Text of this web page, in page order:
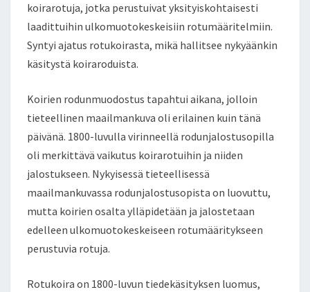
koirarotuja, jotka perustuivat yksityiskohtaisesti
laadittuihin ulkomuotokeskeisiin rotumääritelmiin.
Syntyi ajatus rotukoirasta, mikä hallitsee nykyäänkin
käsitystä koiraroduista.
Koirien rodunmuodostus tapahtui aikana, jolloin
tieteellinen maailmankuva oli erilainen kuin tänä
päivänä. 1800-luvulla virinneellä rodunjalostusopilla
oli merkittävä vaikutus koirarotuihin ja niiden
jalostukseen. Nykyisessä tieteellisessä
maailmankuvassa rodunjalostusopista on luovuttu,
mutta koirien osalta ylläpidetään ja jalostetaan
edelleen ulkomuotokeskeiseen rotumääritykseen
perustuvia rotuja.
Rotukoira on 1800-luvun tiedekäsityksen luomus,